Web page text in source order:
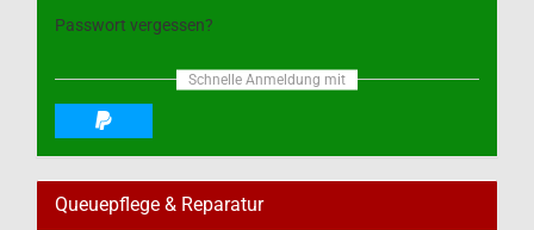
Passwort vergessen?
Schnelle Anmeldung mit
Queuepflege & Reparatur